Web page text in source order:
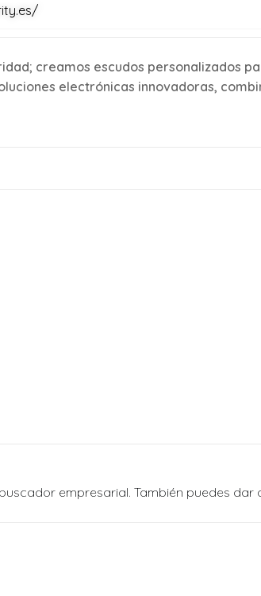
creamos escudos personalizados
electrónicas innovadoras,
empresarial. También puedes